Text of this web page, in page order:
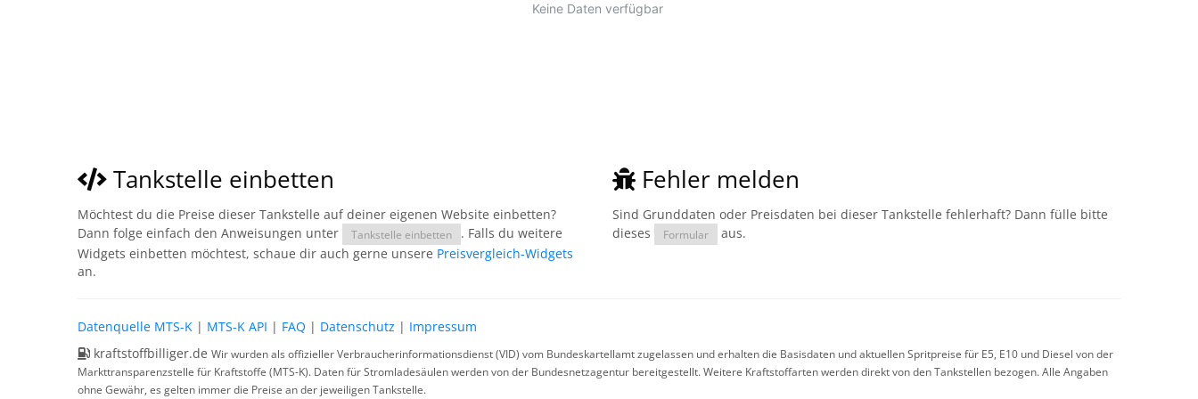
Tankstelle einbetten
Möchtest du die Preise dieser Tankstelle auf deiner eigenen Website einbetten?
Dann folge einfach den Anweisungen unter
Tankstelle einbetten
. Falls du weitere
Widgets einbetten möchtest, schaue dir auch gerne unsere Preisvergleich-Widgets
an.
Fehler melden
Sind Grunddaten oder Preisdaten bei dieser Tankstelle fehlerhaft? Dann fülle bitte
dieses
Formular aus.
Datenquelle MTS-K | MTS-K API | FAQ | Datenschutz | Impressum
kraftstoffbilliger.de Wir wurden als offizieller Verbraucherinformationsdienst (VID) vom Bundeskartellamt zugelassen und erhalten die Basisdaten und aktuellen Spritpreise für E5, E10 und Diesel von der
Markttransparenzstelle für Kraftstoffe (MTS-K). Daten für Stromladesäulen werden von der Bundesnetzagentur bereitgestellt. Weitere Kraftstoffarten werden direkt von den Tankstellen bezogen. Alle Angaben
ohne Gewähr, es gelten immer die Preise an der jeweiligen Tankstelle.